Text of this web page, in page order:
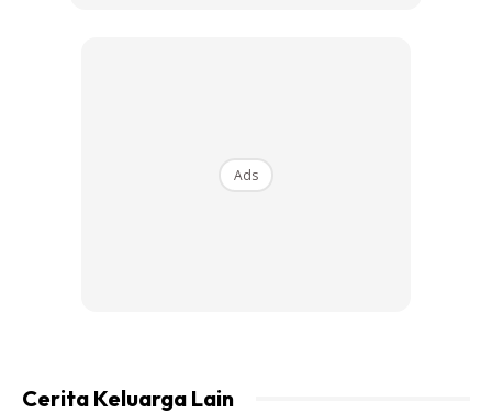
Ads
Cerita Keluarga Lain